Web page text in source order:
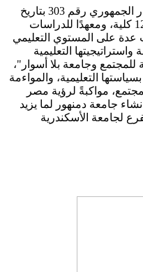
تأسست جامعة دمنهور بمقتضى القرار الجمهوري رقم 303 بتاريخ
26-10-2010، هذا وتضم الجامعة عدد 12 كلية، ومعهدًا للدراسات
عدة على المستوي التعليمي
التعليمية
للمجتمع وجامعة بلا أسوار"،
التعليمية، والمواءمة
مواكبةً لرؤية مصر
انشاء جامعة دمنهور لما يزيد
لجامعة الأسكندرية